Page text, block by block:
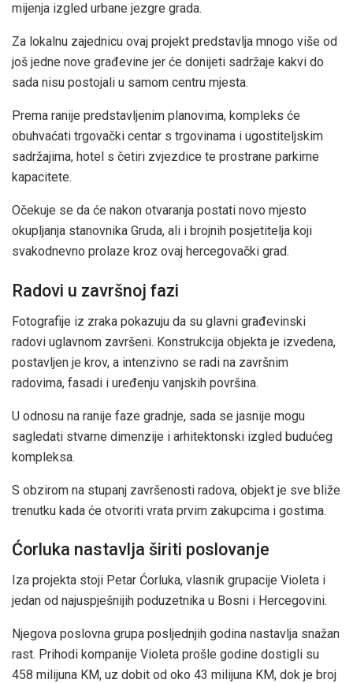
mijenja izgled urbane jezgre grada.
Za lokalnu zajednicu ovaj projekt predstavlja mnogo više od
još jedne nove građevine jer će donijeti sadržaje kakvi do
sada nisu postojali u samom centru mjesta.
Prema ranije predstavljenim planovima, kompleks će
obuhvaćati trgovački centar s trgovinama i ugostiteljskim
sadržajima, hotel s četiri zvjezdice te prostrane parkirne
kapacitete.
Očekuje se da će nakon otvaranja postati novo mjesto
okupljanja stanovnika Gruda, ali i brojnih posjetitelja koji
svakodnevno prolaze kroz ovaj hercegovački grad.
Radovi u završnoj fazi
Fotografije iz zraka pokazuju da su glavni građevinski
radovi uglavnom završeni. Konstrukcija objekta je izvedena,
postavljen je krov, a intenzivno se radi na završnim
radovima, fasadi i uređenju vanjskih površina.
U odnosu na ranije faze gradnje, sada se jasnije mogu
sagledati stvarne dimenzije i arhitektonski izgled budućeg
kompleksa.
S obzirom na stupanj završenosti radova, objekt je sve bliže
trenutku kada će otvoriti vrata prvim zakupcima i gostima.
Ćorluka nastavlja širiti poslovanje
Iza projekta stoji Petar Ćorluka, vlasnik grupacije Violeta i
jedan od najuspješnijih poduzetnika u Bosni i Hercegovini.
Njegova poslovna grupa posljednjih godina nastavlja snažan
rast. Prihodi kompanije Violeta prošle godine dostigli su
458 milijuna KM, uz dobit od oko 43 milijuna KM, dok je broj